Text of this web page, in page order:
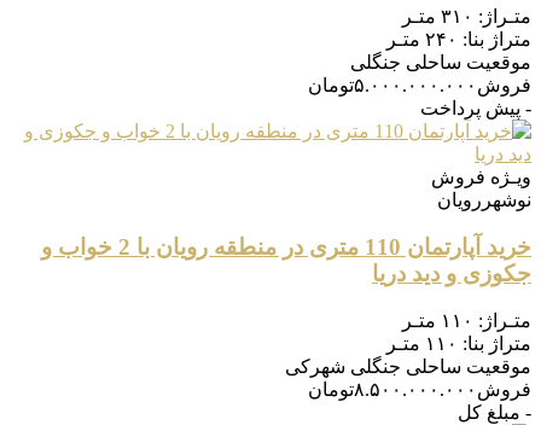
متـراژ: ۳۱۰ متـر
متراژ بنا: ۲۴۰ متـر
موقعیت ساحلی جنگلی
فروش ۵.۰۰۰.۰۰۰.۰۰۰تومان
- پیش پرداخت
ویـژه فروش
نوشهر رویان
خرید آپارتمان 110 متری در منطقه رویان با 2 خواب و
جکوزی و دید دریا
متـراژ: ۱۱۰ متـر
متراژ بنا: ۱۱۰ متـر
موقعیت ساحلی جنگلی شهرکی
فروش ۸.۵۰۰.۰۰۰.۰۰۰تومان
- مبلغ کل